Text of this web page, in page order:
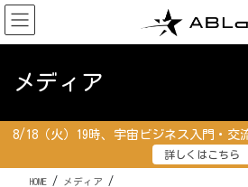
コ
ン
テ
移
ナ
ビ
ゲ
ン
メディア
8/18（火）19時、宇宙ビジネス入門・交
詳しくはこちら
HOME メディア